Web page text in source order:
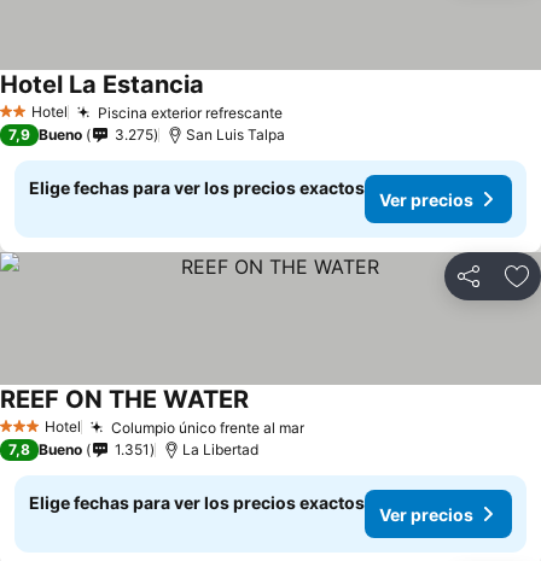
2 Estrellas
Hotel Piscina exterior refrescanteVer precios
Hotel La Estancia
7,9 Bueno 3.275 San Luis Talpa
Elige fechas para ver los precios exactos
Ver precios
Compartir
3 Estrellas
Hotel Columpio único frente al marVer precios
REEF ON THE WATERVer precios
7,8 Bueno 1.351 La Libertad
Elige fechas para ver los precios exactos
Ver precios